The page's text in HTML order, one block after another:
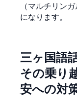
（マルチリン
になります。
三ヶ国語
その乗り
安への対